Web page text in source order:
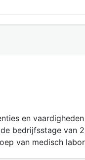
en
bedrijfsstage van
van medisch